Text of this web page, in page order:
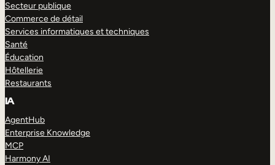
Secteur publique
Commerce de détail
Services informatiques et techniques
Santé
Éducation
Hôtellerie
Restaurants
IA
AgentHub
Enterprise Knowledge
MCP
Harmony AI